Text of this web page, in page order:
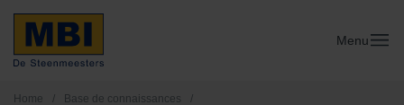
Menu
Home / Base de connaissances
/